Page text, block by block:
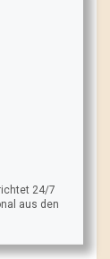
24/7
aus den